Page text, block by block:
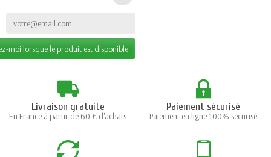
moi lorsque le produit est disponible
Livraison gratuite
En France à partir de 60 € d'achats
Paiement sécurisé
Paiement en ligne 100% sécurisé